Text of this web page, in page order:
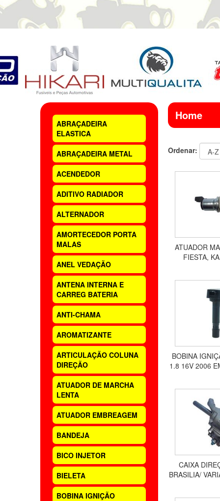
ABRAÇADEIRA
ELASTICA
ABRAÇADEIRA METAL
ACENDEDOR
ADITIVO RADIADOR
ALTERNADOR
AMORTECEDOR PORTA
MALAS
ANEL VEDAÇÃO
ANTENA INTERNA E
CARREG BATERIA
ANTI-CHAMA
AROMATIZANTE
ARTICULAÇÃO COLUNA
DIREÇÃO
ATUADOR DE MARCHA
LENTA
ATUADOR EMBREAGEM
BANDEJA
BICO INJETOR
BIELETA
BOBINA IGNIÇÃO
Home
Ordenar:
ATUADOR
FIESTA,
BOBINA
1.8 16V 2006
CAIXA
BRASILIA/